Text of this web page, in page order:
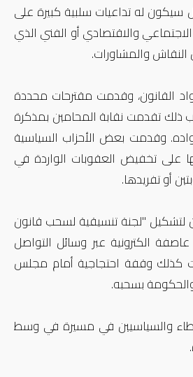
له تداعيات سلبية كبيرة على
والاقتصادي أو الفني الذي
والمشاورات.
القانون، وقدمت مقترحات محددة
ذلك تقدمت نقابة المحامين بمذكرة
وقدمت بعض الأحزاب السياسية
على تخفيض العقوبات الواردة في
أو تفريدها.
لتشكيل "لجنة تنسيقية لسحب قانون
الكترونية عبر وسائل التواصل
كذلك وقفة احتجاجية أمام مجلس
بسحبه.
والسياسيين في مسيرة في وسط